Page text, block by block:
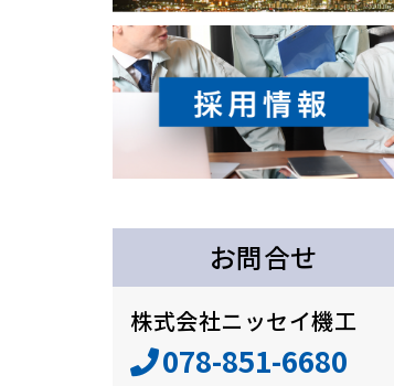
お問合せ
株式会社ニッセイ機工
078-851-6680